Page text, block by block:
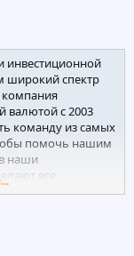
инвестиционной
широкий спектр
компания
валютой с 2003
команду из самых
помочь нашим
наши
все,
и
высокую
эффективные